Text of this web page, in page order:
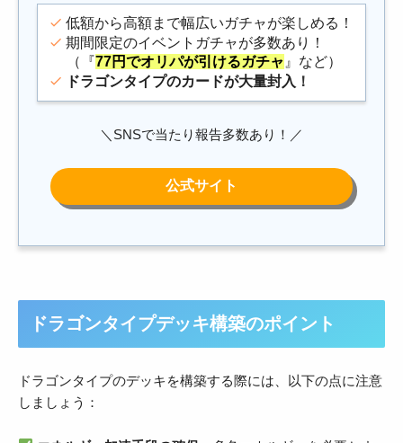
低額から高額まで幅広いガチャが楽しめる！
期間限定のイベントガチャが多数あり！
（『77円でオリパが引けるガチャ 』など）
ドラゴンタイプのカードが大量封入 ！
＼SNSで当たり報告多数あり！／
ドラゴンタイプデッキ構築のポイント
ドラゴンタイプのデッキを構築する際には、以下の点に注意
しましょう：